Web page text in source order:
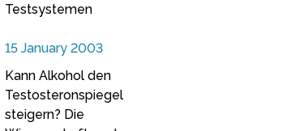
Testsystemen
15 January 2003
Kann Alkohol den
Testosteronspiegel
steigern? Die